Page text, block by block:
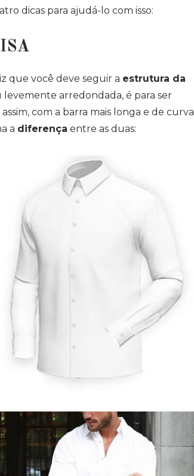
dicas para ajudá-lo com isso:
que você deve seguir a estrutura da
arredondada, é para ser
com a barra mais longa e de curva
a diferença entre as duas: